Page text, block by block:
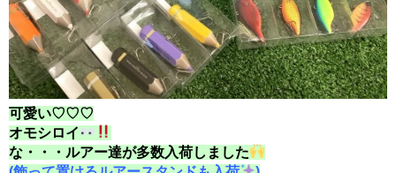
可愛い♡♡♡
オモシロイ
な・・・ルアー達が多数入荷しました